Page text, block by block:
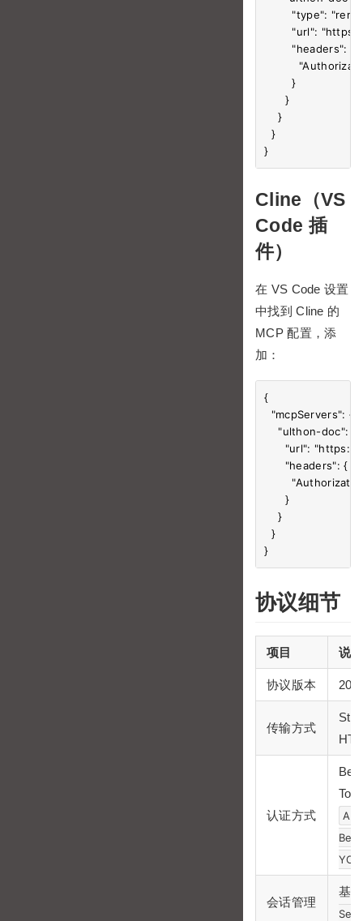
"type":
"url":
        "headers": {
        }
      }
    }
  }
Cline（VS
Code 插
件）
在 VS Code 设置
中找到 Cline 的
MCP 配置，添
加：
{
  "mcpServers": {
    "ulthon-doc": {
"url":
      "headers": {
      }
    }
  }
协议细节
项目 说明
协议版本
传输方式
认证方式
会话管理
基